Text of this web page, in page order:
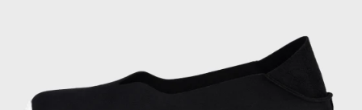
костюми